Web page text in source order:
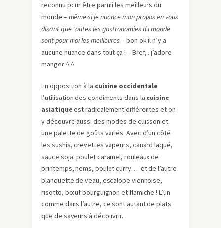
reconnu pour être parmi les meilleurs du
monde –même si je nuance mon propos en vous
disant que toutes les gastronomies du monde
sont pour moi les meilleures – bon ok il n’y a
aucune nuance dans tout ça ! – Bref,.. j’adore
manger ^.^
En opposition à la cuisine occidentale
l’utilisation des condiments dans la cuisine
asiatique est radicalement différentes et on
y découvre aussi des modes de cuisson et
une palette de goûts variés. Avec d’un côté
les sushis, crevettes vapeurs, canard laqué,
sauce soja, poulet caramel, rouleaux de
printemps, nems, poulet curry… et de l’autre
blanquette de veau, escalope viennoise,
risotto, bœuf bourguignon et flamiche ! L’un
comme dans l’autre, ce sont autant de plats
que de saveurs à découvrir.